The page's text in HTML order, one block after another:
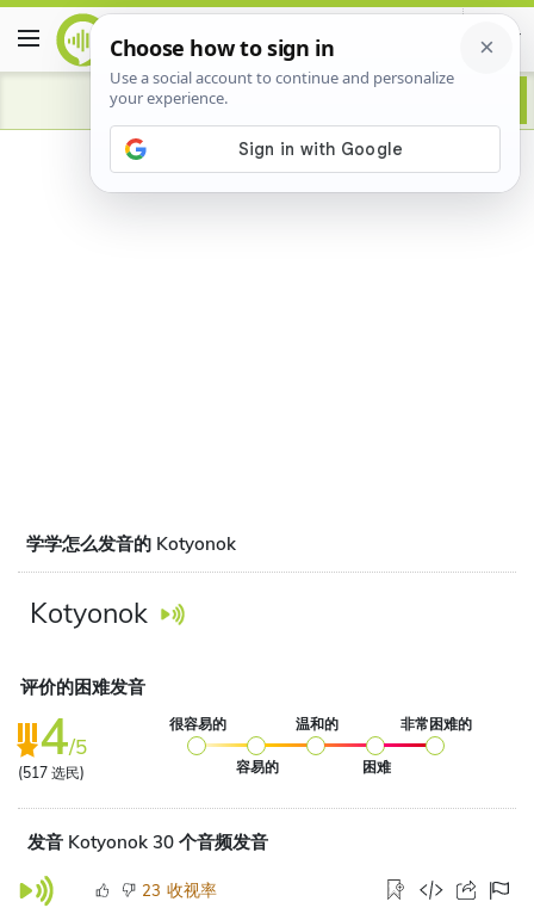
学学怎么发音的 Kotyonok
Kotyonok
评价的困难发音
4/5
(517 选民)
很容易的
容易的
温和的
困难
非常困难的
发音 Kotyonok 30 个音频发音
23 收视率